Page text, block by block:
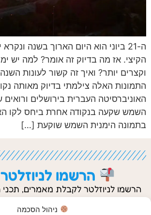
ניהול הסכמה
ה-21 ביוני הוא היום הארוך בשנה
הקיצי. אז מה בדיוק זה אומר? למה יש
וקצרים יותר? ואיך זה קשור לעונות
התמונות האלה צילמתי בדיוק מאותה
האוניברסיטה העברית בירושלים
השמש שקעה בנקודה אחרת ביחס לקו
בתמונה הימנית השמש שוקעת […]
הרשמו
הרשמו לניוזלטר לקבלת מאמרים, תכני